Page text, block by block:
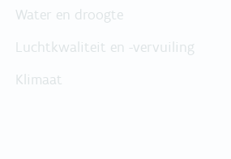
Water en droogte
Luchtkwaliteit en -vervuiling
Klimaat